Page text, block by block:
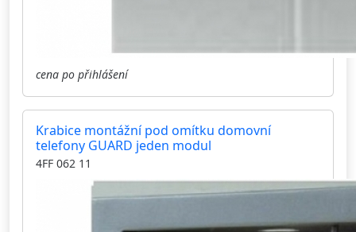
cena po přihlášení
Krabice montážní pod omítku domovní
telefony GUARD jeden modul
4FF 062 11